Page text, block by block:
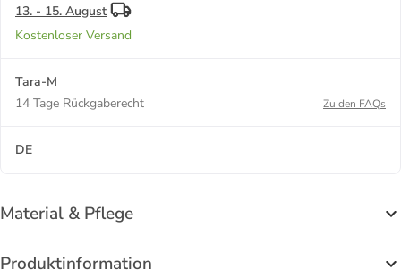
13. - 15. August
Kostenloser Versand
Tara-M
14 Tage Rückgaberecht
Zu den FAQs
DE
Material & Pflege
Produktinformation